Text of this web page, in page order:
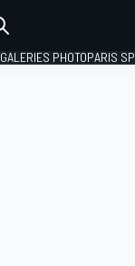
GALERIES PHOTOPARIS